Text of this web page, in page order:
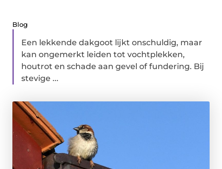
Blog
Een lekkende dakgoot lijkt onschuldig, maar
kan ongemerkt leiden tot vochtplekken,
houtrot en schade aan gevel of fundering. Bij
stevige ...